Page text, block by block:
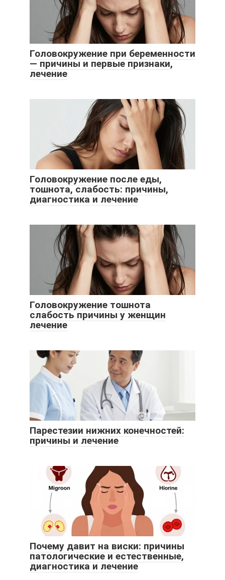
Головокружение при беременности
— причины и первые признаки,
лечение
Головокружение после еды,
тошнота, слабость: причины,
диагностика и лечение
Головокружение тошнота
слабость причины у женщин
лечение
Парестезии нижних конечностей:
причины и лечение
Почему давит на виски: причины
патологические и естественные,
диагностика и лечение